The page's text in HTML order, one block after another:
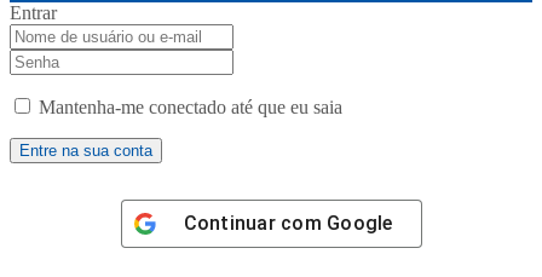
Entrar
Mantenha-me conectado até que eu saia
Continuar com Google